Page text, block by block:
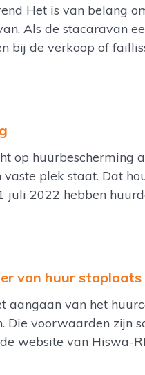
Het is van belang
Als de stacaravan
bij de verkoop of
op huurbescherming
plek staat. Dat
juli 2022 hebben
van huur staplaats
aangaan van het
Die voorwaarden zijn
website van Hiswa-